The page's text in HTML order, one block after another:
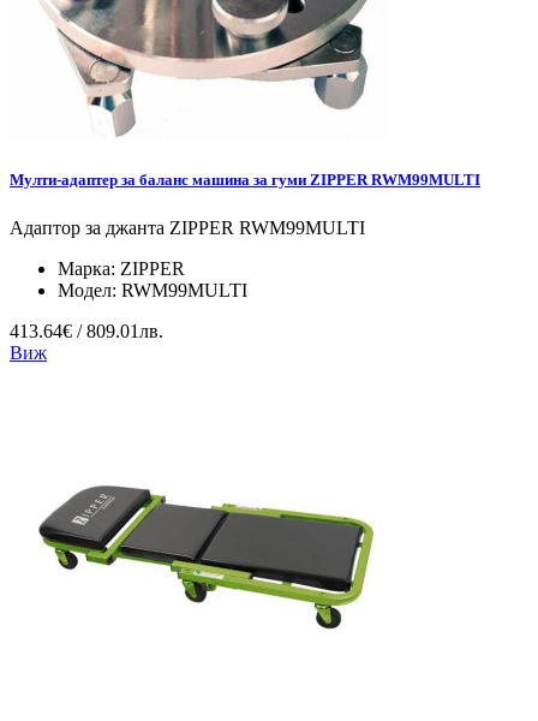
Мулти-адаптер за баланс машина за гуми ZIPPER RWM99MULTI
Адаптор за джанта ZIPPER RWM99MULTI
Марка: ZIPPER
Модел: RWM99MULTI
413.64€ / 809.01лв.
Виж